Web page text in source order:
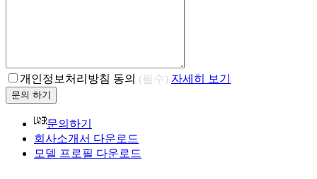
개인정보처리방침 동의 (필수) 자세히 보기
문의 하기
문의하기
회사소개서 다운로드
모델 프로필 다운로드